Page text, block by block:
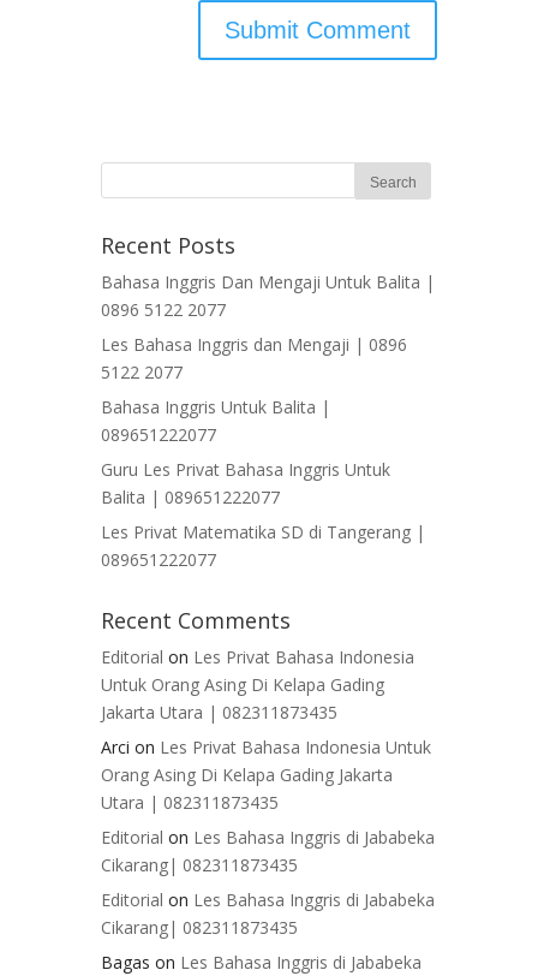
Recent Posts
Bahasa Inggris Dan Mengaji Untuk Balita |
0896 5122 2077
Les Bahasa Inggris dan Mengaji | 0896
5122 2077
Bahasa Inggris Untuk Balita |
089651222077
Guru Les Privat Bahasa Inggris Untuk
Balita | 089651222077
Les Privat Matematika SD di Tangerang |
089651222077
Recent Comments
Editorial on Les Privat Bahasa Indonesia
Untuk Orang Asing Di Kelapa Gading
Jakarta Utara | 082311873435
Arci on Les Privat Bahasa Indonesia Untuk
Orang Asing Di Kelapa Gading Jakarta
Utara | 082311873435
Editorial on Les Bahasa Inggris di Jababeka
Cikarang| 082311873435
Editorial on Les Bahasa Inggris di Jababeka
Cikarang| 082311873435
Bagas on Les Bahasa Inggris di Jababeka